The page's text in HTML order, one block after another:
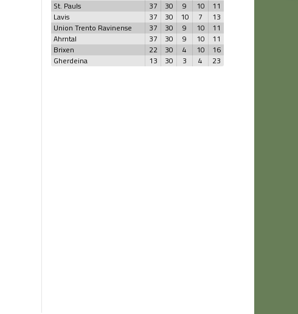
St. Pauls
37 30 9 10
11
Lavis
37 30 10 7
13
Union Trento Ravinense
37 30 9 10
11
Ahrntal
37 30 9 10
11
Brixen
22 30 4 10
16
Gherdeina
13 30 3 4 23